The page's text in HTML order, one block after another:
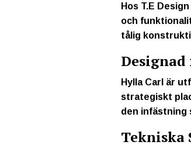
Hos T.E
och
tålig
Hylla Carl är
strategiskt
den infästning
Tekniska